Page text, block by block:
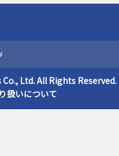
Ltd. All Rights Reserved.
扱いについて